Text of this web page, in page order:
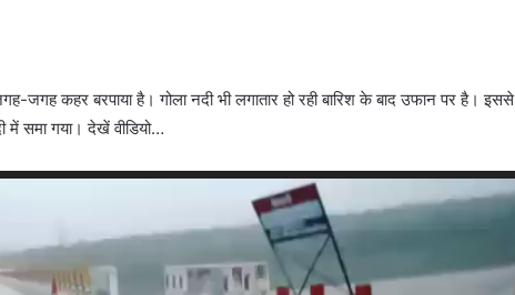
जगह कहर बरपाया है। गोला नदी भी लगातार हो रही बारिश के बाद उफान पर है। इससे
में समा गया। देखें वीडियो…